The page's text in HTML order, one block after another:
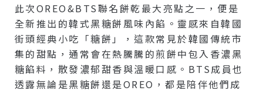
此次OREO&BTS聯名餅乾最大亮點之一，便是
全新推出的韓式黑糖餅風味內餡。靈感來自韓國
街頭經典小吃「糖餅」，這款常見於韓國傳統市
集的甜點，通常會在熱騰騰的煎餅中包入香濃黑
糖餡料，散發濃郁甜香與溫暖口感。BTS成員也
透露無論是黑糖餅還是OREO，都是陪伴他們成